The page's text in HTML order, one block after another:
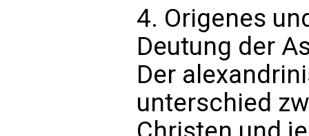
4. Origenes
Deutung der
Der
unterschied